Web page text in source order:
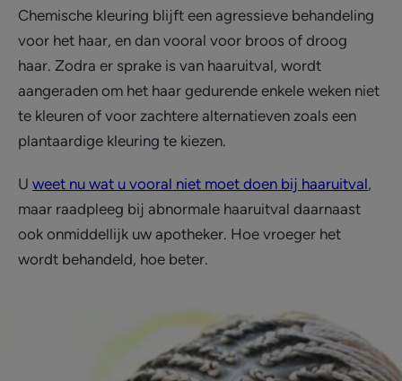
Chemische kleuring blijft een agressieve behandeling
voor het haar, en dan vooral voor broos of droog
haar. Zodra er sprake is van haaruitval, wordt
aangeraden om het haar gedurende enkele weken niet
te kleuren of voor zachtere alternatieven zoals een
plantaardige kleuring te kiezen.
U weet nu wat u vooral niet moet doen bij haaruitval,
maar raadpleeg bij abnormale haaruitval daarnaast
ook onmiddellijk uw apotheker. Hoe vroeger het
wordt behandeld, hoe beter.